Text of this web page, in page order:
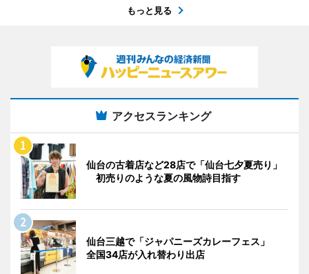
もっと見る
アクセスランキング
仙台の古着店など28店で「仙台七夕夏売り」
初売りのような夏の風物詩目指す
仙台三越で「ジャパニーズカレーフェス」
全国34店が入れ替わり出店